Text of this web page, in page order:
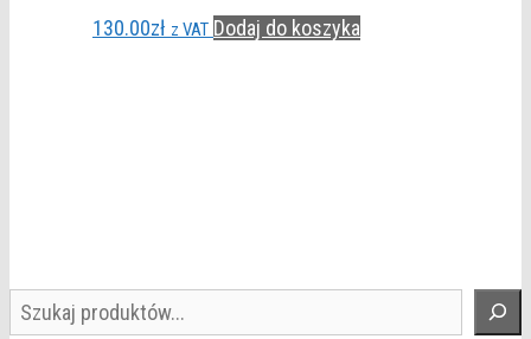
130.00zł z VAT Dodaj do koszyka
Szukaj